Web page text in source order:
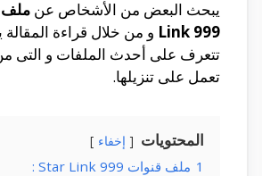
يبحث البعض من الأشخاص عن
Link 999 و من خلال قراءة
تتعرف على أحدث الملفات و التى
تعمل على تنزيلها.
المحتويات إخفاء
1 ملف قنوات Star Link 999 :